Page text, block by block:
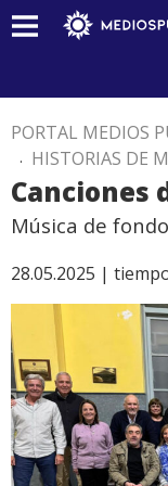
PORTAL MEDIOS
. HISTORIAS DE
Canciones
Música de
28.05.2025 |